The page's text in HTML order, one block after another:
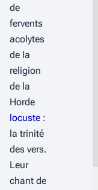
i
o
n
s
de
fervents
acolytes
de la
religion
de la
Horde
locuste :
la trinité
des vers.
Leur
chant de